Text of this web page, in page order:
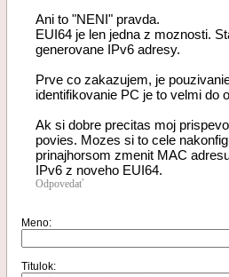
Ani to "NENI" pravda.
EUI64 je len jedna z moznosti.
generovane IPv6 adresy.
Prve co zakazujem, je
identifikovanie PC je to velmi do
Ak si dobre precitas moj
povies. Mozes si to cele
prinajhorsom zmenit MAC
IPv6 z noveho EUI64.
Odpovedať
Meno:
Titulok: